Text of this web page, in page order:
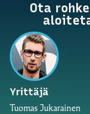
Ota
Yrittäjä
Tuomas Jukarainen